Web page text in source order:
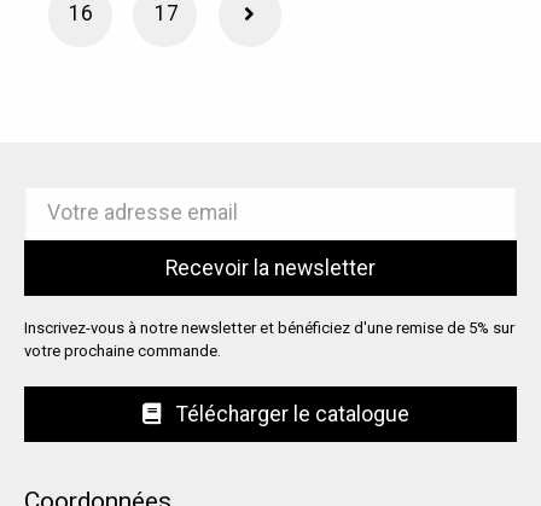
16 17
Inscrivez-vous à notre newsletter et bénéficiez d'une remise de 5% sur
votre prochaine commande.
Télécharger le catalogue